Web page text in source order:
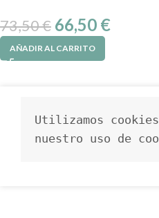
73,50€ 66,50 €
AÑADIR AL CARRITO
Utilizamos
nuestro uso de